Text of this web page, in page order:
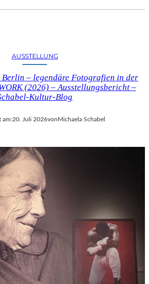
AUSSTELLUNG
Berlin – legendäre Fotografien in der
(2026) – Ausstellungsbericht –
Kultur-Blog
am:20. Juli 2026vonMichaela Schabel